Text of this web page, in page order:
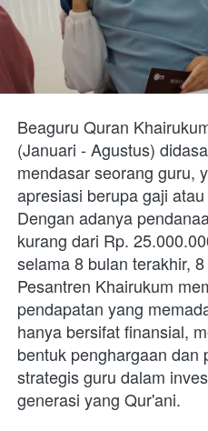
Beaguru Quran
(Januari - Agustus)
mendasar seorang guru,
apresiasi berupa gaji
Dengan adanya
kurang dari Rp.
selama 8 bulan terakhir,
Pesantren Khairukum
pendapatan yang
hanya bersifat finansial,
bentuk penghargaan dan
strategis guru dalam
generasi yang Qur'ani.